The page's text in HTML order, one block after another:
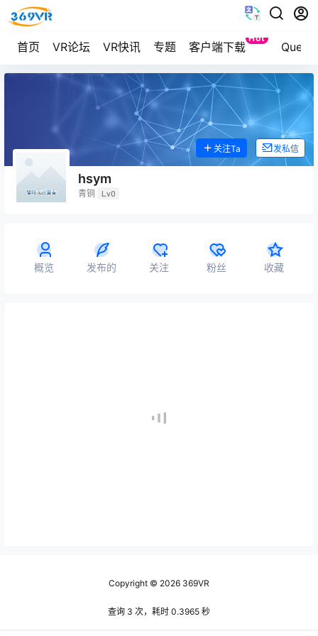
首页 VR论坛 VR快讯 专题 客户端下载
Hot
Quest
hsym
青铜 Lv0
关注Ta 发私信
概览 发布的 关注 粉丝 收藏
Copyright © 2026 369VR
查询 3 次，耗时 0.3965 秒